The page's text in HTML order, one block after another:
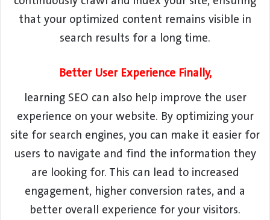
that your optimized content remains visible in
search results for a long time.
Better User Experience Finally,
learning SEO can also help improve the user
experience on your website. By optimizing your
site for search engines, you can make it easier for
users to navigate and find the information they
are looking for. This can lead to increased
engagement, higher conversion rates, and a
better overall experience for your visitors.